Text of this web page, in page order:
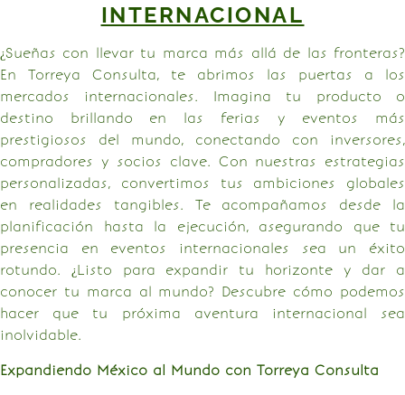
INTERNACIONAL
¿Sueñas con llevar tu marca más allá de las fronteras?
En Torreya Consulta, te abrimos las puertas a los
mercados internacionales. Imagina tu producto o
destino brillando en las ferias y eventos más
prestigiosos del mundo, conectando con inversores,
compradores y socios clave. Con nuestras estrategias
personalizadas, convertimos tus ambiciones globales
en realidades tangibles. Te acompañamos desde la
planificación hasta la ejecución, asegurando que tu
presencia en eventos internacionales sea un éxito
rotundo. ¿Listo para expandir tu horizonte y dar a
conocer tu marca al mundo? Descubre cómo podemos
hacer que tu próxima aventura internacional sea
inolvidable.
Expandiendo México al Mundo con Torreya Consulta